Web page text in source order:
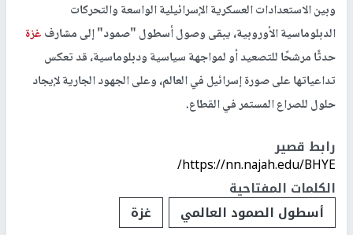
وبين الاستعدادات العسكرية الإسرائيلية الواسعة والتحركات
الدبلوماسية الأوروبية، يبقى وصول أسطول "صمود" إلى مشارفغزة
حدثًا مرشحًا للتصعيد أو لمواجهة سياسية ودبلوماسية، قد تعكس
تداعياتها على صورة إسرائيل في العالم، وعلى الجهود الجارية لإيجاد
حلول للصراع المستمر في القطاع.
رابط قصير
https://nn.najah.edu/BHYE/
الكلمات المفتاحية
أسطول الصمود العالمي
غزة